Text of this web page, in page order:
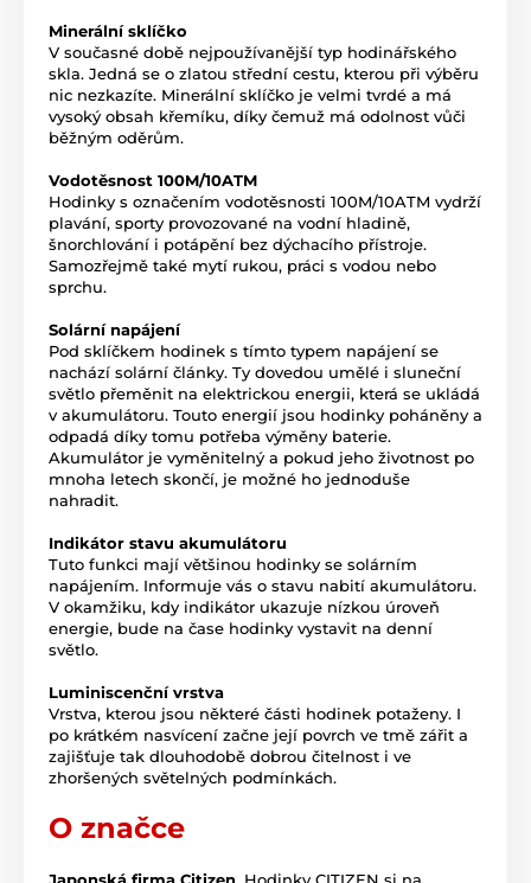
Minerální sklíčko
V současné době nejpoužívanější typ hodinářského
skla. Jedná se o zlatou střední cestu, kterou při výběru
nic nezkazíte. Minerální sklíčko je velmi tvrdé a má
vysoký obsah křemíku, díky čemuž má odolnost vůči
běžným oděrům.
Vodotěsnost 100M/10ATM
Hodinky s označením vodotěsnosti 100M/10ATM vydrží
plavání, sporty provozované na vodní hladině,
šnorchlování i potápění bez dýchacího přístroje.
Samozřejmě také mytí rukou, práci s vodou nebo
sprchu.
Solární napájení
Pod sklíčkem hodinek s tímto typem napájení se
nachází solární články. Ty dovedou umělé i sluneční
světlo přeměnit na elektrickou energii, která se ukládá
v akumulátoru. Touto energií jsou hodinky poháněny a
odpadá díky tomu potřeba výměny baterie.
Akumulátor je vyměnitelný a pokud jeho životnost po
mnoha letech skončí, je možné ho jednoduše
nahradit.
Indikátor stavu akumulátoru
Tuto funkci mají většinou hodinky se solárním
napájením. Informuje vás o stavu nabití akumulátoru.
V okamžiku, kdy indikátor ukazuje nízkou úroveň
energie, bude na čase hodinky vystavit na denní
světlo.
Luminiscenční vrstva
Vrstva, kterou jsou některé části hodinek potaženy. I
po krátkém nasvícení začne její povrch ve tmě zářit a
zajišťuje tak dlouhodobě dobrou čitelnost i ve
zhoršených světelných podmínkách.
O značce